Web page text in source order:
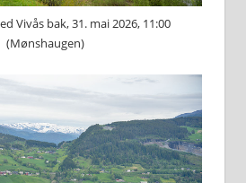
Vivås bak, 31. mai 2026, 11:00
(Mønshaugen)